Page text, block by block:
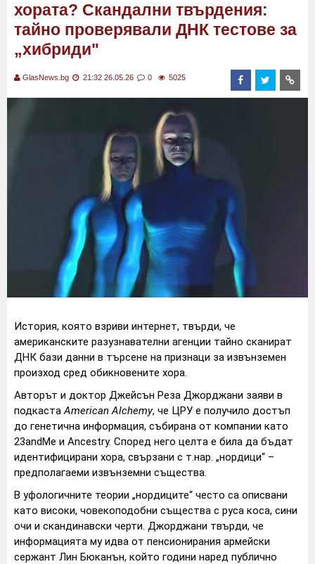
хората? Скандални твърдения:
тайно проверявали ДНК тестове за
„хибриди"
GlasNews.bg 21:32 26.05.26 0 5025
История, която взриви интернет, твърди, че
американските разузнавателни агенции тайно сканират
ДНК бази данни в търсене на признаци за извънземен
произход сред обикновените хора.
Авторът и доктор Джейсън Реза Джорджани заяви в
подкаста American Alchemy, че ЦРУ е получило достъп
до генетична информация, събирана от компании като
23andMe и Ancestry. Според него целта е била да бъдат
идентифицирани хора, свързани с т.нар. „нордици“ –
предполагаеми извънземни същества.
В уфологичните теории „нордиците“ често са описвани
като високи, човекоподобни същества с руса коса, сини
очи и скандинавски черти. Джорджани твърди, че
информацията му идва от пенсионирания армейски
сержант Лин Бюканън, който години наред публично